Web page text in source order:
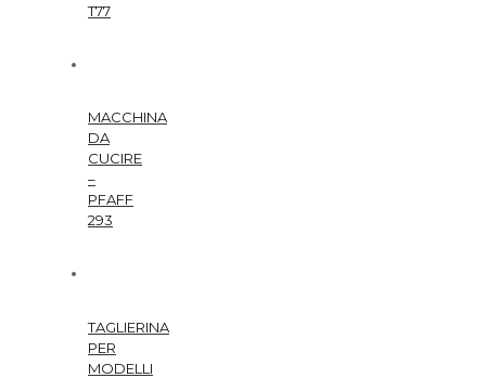
T77
MACCHINA
DA
CUCIRE
–
PFAFF
293
TAGLIERINA
PER
MODELLI